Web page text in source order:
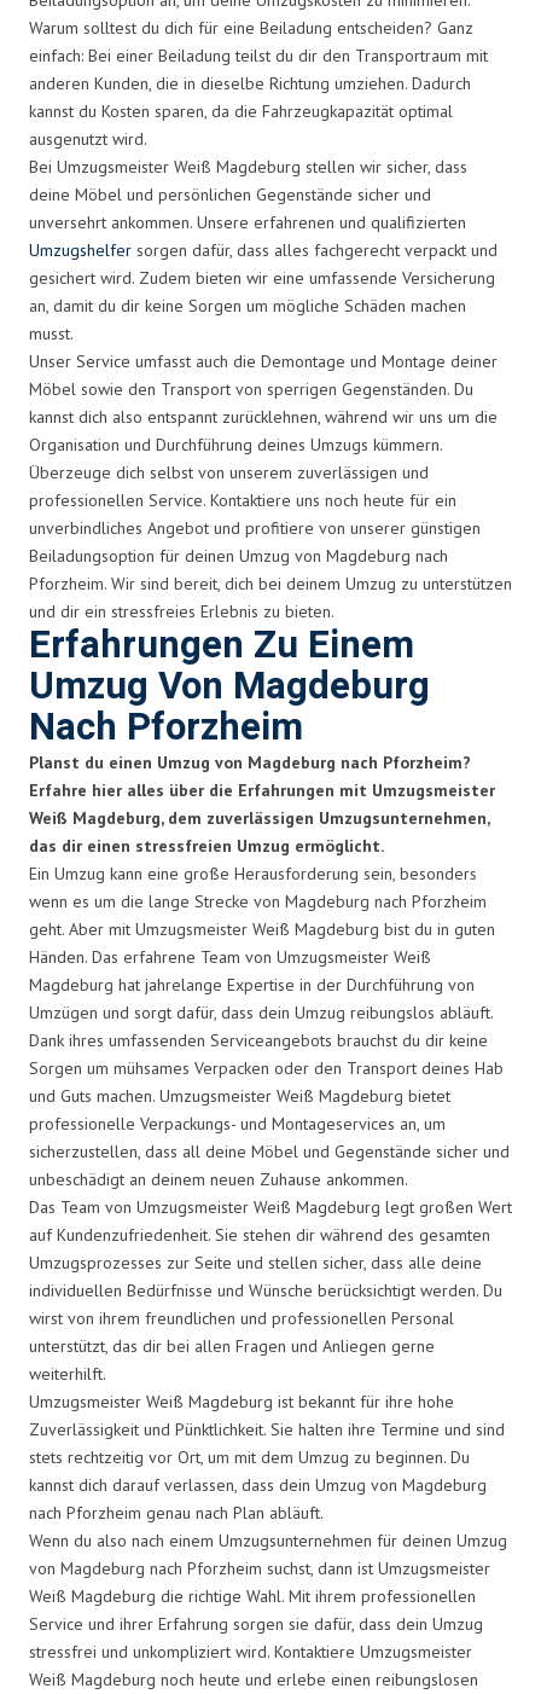
Warum solltest du dich für eine Beiladung entscheiden? Ganz
einfach: Bei einer Beiladung teilst du dir den Transportraum mit
anderen Kunden, die in dieselbe Richtung umziehen. Dadurch
kannst du Kosten sparen, da die Fahrzeugkapazität optimal
ausgenutzt wird.
Bei Umzugsmeister Weiß Magdeburg stellen wir sicher, dass
deine Möbel und persönlichen Gegenstände sicher und
unversehrt ankommen. Unsere erfahrenen und qualifizierten
Umzugshelfer sorgen dafür, dass alles fachgerecht verpackt und
gesichert wird. Zudem bieten wir eine umfassende Versicherung
an, damit du dir keine Sorgen um mögliche Schäden machen
musst.
Unser Service umfasst auch die Demontage und Montage deiner
Möbel sowie den Transport von sperrigen Gegenständen. Du
kannst dich also entspannt zurücklehnen, während wir uns um die
Organisation und Durchführung deines Umzugs kümmern.
Überzeuge dich selbst von unserem zuverlässigen und
professionellen Service. Kontaktiere uns noch heute für ein
unverbindliches Angebot und profitiere von unserer günstigen
Beiladungsoption für deinen Umzug von Magdeburg nach
Pforzheim. Wir sind bereit, dich bei deinem Umzug zu unterstützen
und dir ein stressfreies Erlebnis zu bieten.
Erfahrungen Zu Einem
Umzug Von Magdeburg
Nach Pforzheim
Planst du einen Umzug von Magdeburg nach Pforzheim?
Erfahre hier alles über die Erfahrungen mit Umzugsmeister
Weiß Magdeburg, dem zuverlässigen Umzugsunternehmen,
das dir einen stressfreien Umzug ermöglicht.
Ein Umzug kann eine große Herausforderung sein, besonders
wenn es um die lange Strecke von Magdeburg nach Pforzheim
geht. Aber mit Umzugsmeister Weiß Magdeburg bist du in guten
Händen. Das erfahrene Team von Umzugsmeister Weiß
Magdeburg hat jahrelange Expertise in der Durchführung von
Umzügen und sorgt dafür, dass dein Umzug reibungslos abläuft.
Dank ihres umfassenden Serviceangebots brauchst du dir keine
Sorgen um mühsames Verpacken oder den Transport deines Hab
und Guts machen. Umzugsmeister Weiß Magdeburg bietet
professionelle Verpackungs- und Montageservices an, um
sicherzustellen, dass all deine Möbel und Gegenstände sicher und
unbeschädigt an deinem neuen Zuhause ankommen.
Das Team von Umzugsmeister Weiß Magdeburg legt großen Wert
auf Kundenzufriedenheit. Sie stehen dir während des gesamten
Umzugsprozesses zur Seite und stellen sicher, dass alle deine
individuellen Bedürfnisse und Wünsche berücksichtigt werden. Du
wirst von ihrem freundlichen und professionellen Personal
unterstützt, das dir bei allen Fragen und Anliegen gerne
weiterhilft.
Umzugsmeister Weiß Magdeburg ist bekannt für ihre hohe
Zuverlässigkeit und Pünktlichkeit. Sie halten ihre Termine und sind
stets rechtzeitig vor Ort, um mit dem Umzug zu beginnen. Du
kannst dich darauf verlassen, dass dein Umzug von Magdeburg
nach Pforzheim genau nach Plan abläuft.
Wenn du also nach einem Umzugsunternehmen für deinen Umzug
von Magdeburg nach Pforzheim suchst, dann ist Umzugsmeister
Weiß Magdeburg die richtige Wahl. Mit ihrem professionellen
Service und ihrer Erfahrung sorgen sie dafür, dass dein Umzug
stressfrei und unkompliziert wird. Kontaktiere Umzugsmeister
Weiß Magdeburg noch heute und erlebe einen reibungslosen